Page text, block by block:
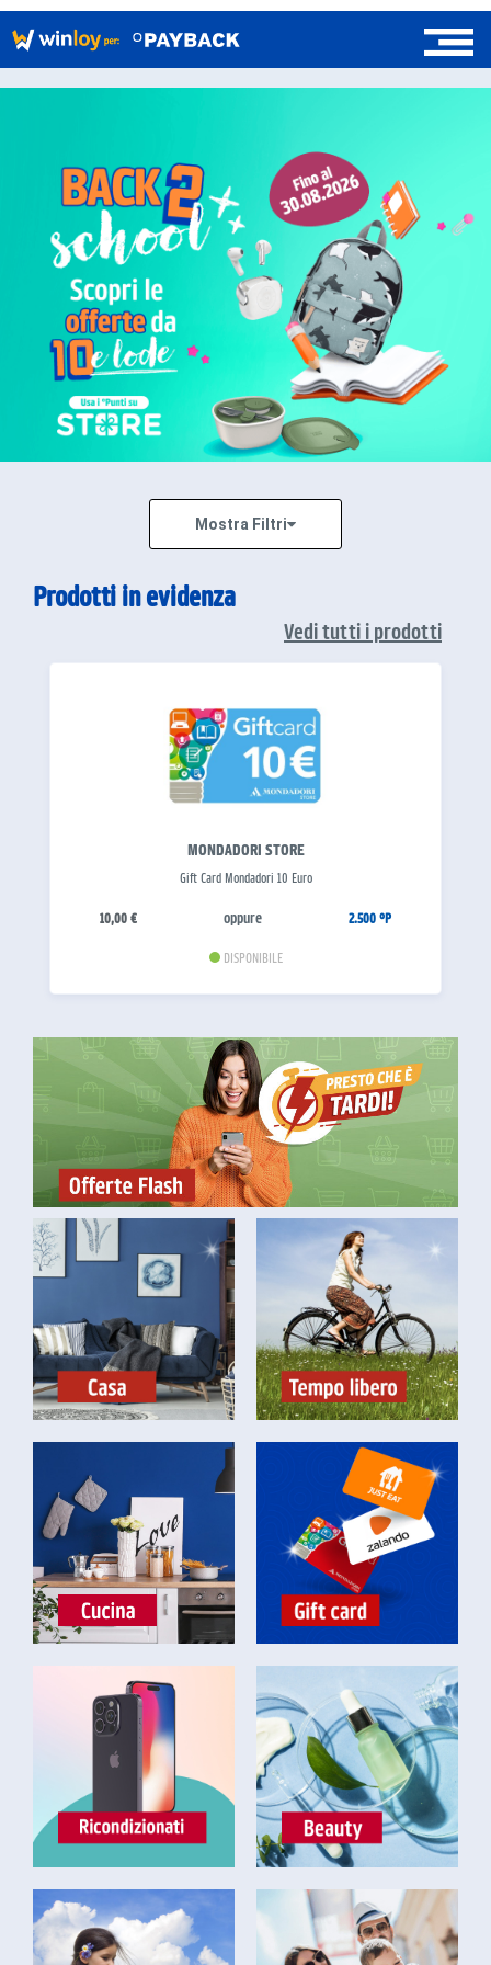
Mostra Filtri
Prodotti in evidenza
Vedi tutti i prodotti
MONDADORI STORE
Gift Card Mondadori 10 Euro
10,00 € oppure 2.500 °P
DISPONIBILE